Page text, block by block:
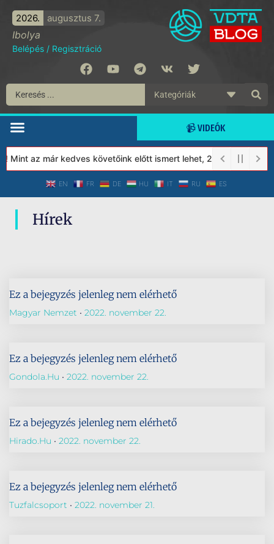
2026. augusztus 7.
Ibolya
Belépés / Regisztráció
📹 VIDEÓK
Mint az már kedves követőink előtt ismert lehet, 2023-tól a
EN FR DE HU IT RU ES
Hírek
Ez a bejegyzés jelenleg nem elérhető
Magyar Nemzet 2022. november 22.
Ez a bejegyzés jelenleg nem elérhető
Gondola.hu 2022. november 22.
Ez a bejegyzés jelenleg nem elérhető
Hirado.hu 2022. november 22.
Ez a bejegyzés jelenleg nem elérhető
Tuzfalcsoport 2022. november 21.